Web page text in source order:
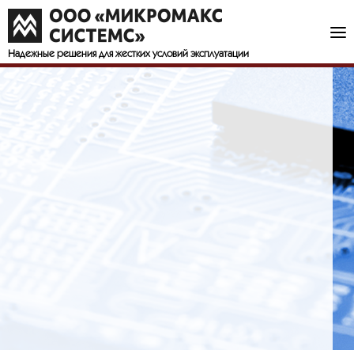
Надежные решения для жестких условий эксплуатации